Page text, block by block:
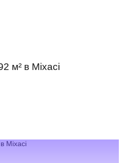
м² в Міхасі